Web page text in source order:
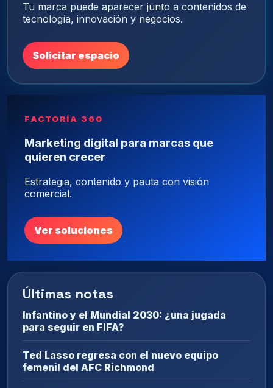
Tu marca puede aparecer junto a contenidos de
tecnología, innovación y negocios.
Solicitar espacio
FACTORÍA 360
Marketing digital para marcas que
quieren crecer
Estrategia, contenido y pauta con visión
comercial.
Ver soluciones
Últimas notas
Infantino y el Mundial 2030: ¿una jugada
para seguir en FIFA?
Ted Lasso regresa con el nuevo equipo
femenil del AFC Richmond